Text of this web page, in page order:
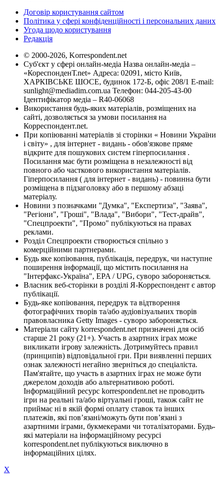
Договір користування сайтом
Політика у сфері конфіденційності і персональних даних
Угода щодо користування
Редакція
© 2000-2026, Korrespondent.net
Суб'єкт у сфері онлайн-медіа Назва онлайн-медіа –
«КореспонденТ.net» Адреса: 02091, місто Київ,
ХАРКІВСЬКЕ ШОСЕ, будинок 172-Б, офіс 208/1 E-mail:
sunlight@mediadim.com.ua Телефон: 044-205-43-00
Ідентифікатор медіа – R40-06068
Використання будь-яких матеріалів, розміщених на
сайті, дозволяється за умови посилання на
Корреспондент.net.
При копіюванні матеріалів зі сторінки « Новини України
і світу» , для інтернет - видань - обов'язкове пряме
відкрите для пошукових систем гіперпосилання .
Посилання має бути розміщена в незалежності від
повного або часткового використання матеріалів.
Гіперпосилання ( для інтернет - видань) - повинна бути
розміщена в підзаголовку або в першому абзаці
матеріалу.
Новини з позначками "Думка", "Експертиза", "Заява",
"Регіони", "Гроші", "Влада", "Вибори", "Тест-драйв",
"Спецпроекти", "Промо" публікуються на правах
реклами.
Розділ Спецпроекти створюється спільно з
комерційними партнерами.
Будь яке копіювання, публікація, передрук, чи наступне
поширення інформації, що містить посилання на
"Інтерфакс-Україна", EPA / UPG, суворо забороняється.
Власник веб-сторінки в розділі Я-Корреспондент є автор
публікації.
Будь-яке копіювання, передрук та відтворення
фотографічних творів та/або аудіовізуальних творів
правовласника Getty Images - суворо забороняється.
Матеріали сайту korrespondent.net призначені для осіб
старше 21 року (21+). Участь в азартних іграх може
викликати ігрову залежність. Дотримуйтесь правил
(принципів) відповідальної гри. При виявленні перших
ознак залежності негайно зверніться до спеціаліста.
Пам'ятайте, що участь в азартних іграх не може бути
джерелом доходів або альтернативою роботі.
Інформаційний ресурс korrespondent.net не проводить
ігри на реальні та/або віртуальні гроші, також сайт не
приймає ні в якій формі оплату ставок та інших
платежів, які пов’язані/можуть бути пов’язані з
азартними іграми, букмекерами чи тоталізаторами. Будь-
які матеріали на інформаційному ресурсі
korrespondent.net публікуються виключно в
інформаційних цілях.
X